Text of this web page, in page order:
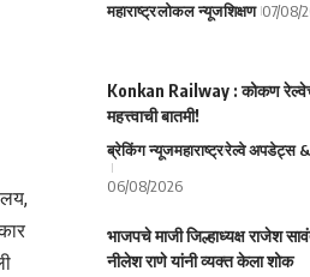
महाराष्ट्रलोकल न्यूजशिक्षण 07/08/
Konkan Railway : कोकण
महत्त्वाची बातमी!
ब्रेकिंग न्यूजमहाराष्ट्ररेल्वे अपडेट्स
06/08/2026
भाजपचे माजी जिल्हाध्यक्ष राजेश
नीलेश राणे यांनी व्यक्त केला शोक